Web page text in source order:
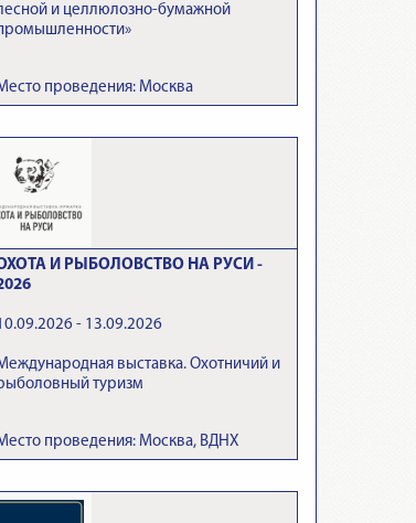
и целлюлозно-бумажной
проведения: Москва
И РЫБОЛОВСТВО НА РУСИ -
- 13.09.2026
выставка. Охотничий и
туризм
проведения: Москва, ВДНХ